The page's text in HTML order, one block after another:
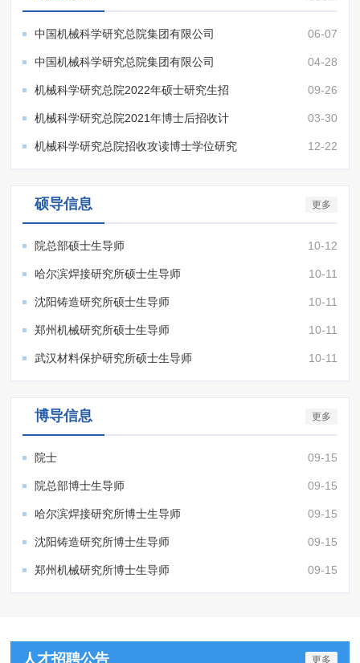
中国机械科学研究总院集团有限公司
2022年博士后招收计划
06-07
中国机械科学研究总院集团有限公司
2022年博士后招收计划
04-28
机械科学研究总院2022年硕士研究生招
生简章
09-26
机械科学研究总院2021年博士后招收计
划
03-30
机械科学研究总院招收攻读博士学位研究 12-22
硕导信息 更多
院总部硕士生导师 10-12
哈尔滨焊接研究所硕士生导师 10-11
沈阳铸造研究所硕士生导师 10-11
郑州机械研究所硕士生导师 10-11
武汉材料保护研究所硕士生导师 10-11
博导信息 更多
院士 09-15
院总部博士生导师 09-15
哈尔滨焊接研究所博士生导师 09-15
沈阳铸造研究所博士生导师 09-15
郑州机械研究所博士生导师 09-15
人才招聘公告 更多